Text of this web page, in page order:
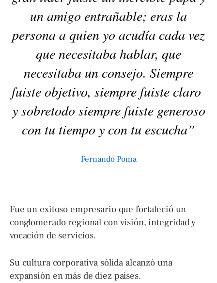
un amigo entrañable; eras la
persona a quien yo acudía cada vez
que necesitaba hablar, que
necesitaba un consejo. Siempre
fuiste objetivo, siempre fuiste claro
y sobretodo siempre fuiste generoso
con tu tiempo y con tu escucha”
Fernando Poma
Fue un exitoso empresario que fortaleció un
conglomerado regional con visión, integridad y
vocación de servicios.
Su cultura corporativa sólida alcanzó una
expansión en más de diez países.